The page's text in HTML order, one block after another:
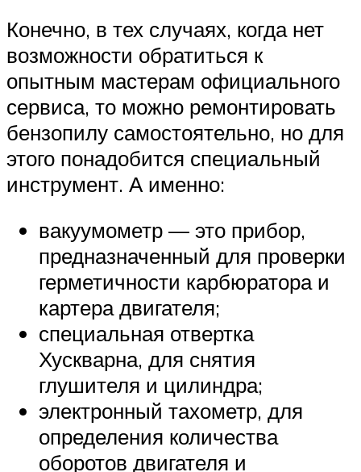
Конечно, в тех случаях, когда нет
возможности обратиться к
опытным мастерам официального
сервиса, то можно ремонтировать
бензопилу самостоятельно, но для
этого понадобится специальный
инструмент. А именно:
вакуумометр — это прибор,
предназначенный для проверки
герметичности карбюратора и
картера двигателя;
специальная отвертка
Хускварна, для снятия
глушителя и цилиндра;
электронный тахометр, для
определения количества
оборотов двигателя и